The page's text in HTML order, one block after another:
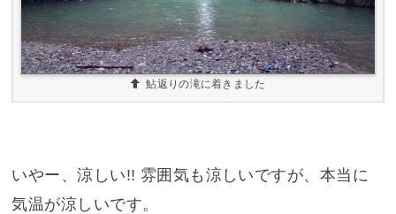
鮎返りの滝に着きました
いやー、涼しい!! 雰囲気も涼しいですが、本当に
気温が涼しいです。